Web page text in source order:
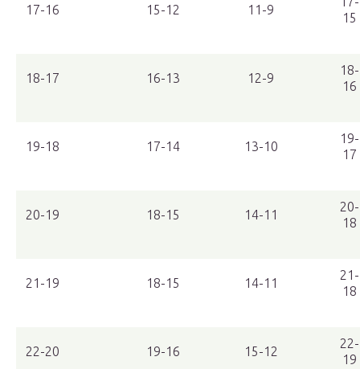
17-16 15-12 11-9
15
18-17 16-13 12-9
18-
16
19-18 17-14 13-10
19-
17
20-19 18-15 14-11
20-
18
21-19 18-15 14-11
21-
18
22-20 19-16 15-12
22-
19